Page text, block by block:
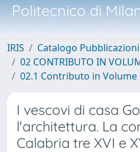
Politecnico di
IRIS
Catalogo
02 CONTRIBUTO IN
02.1 Contributo in Volume
I vescovi di casa
l'architettura. La
Calabria tre XVI e